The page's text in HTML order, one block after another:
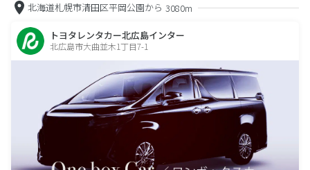
北海道札幌市清田区平岡公園から 3080m
トヨタレンタカー北広島インター
北広島市大曲並木1丁目7-1